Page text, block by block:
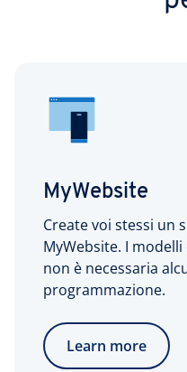
MyWebsite
Create voi stessi un
MyWebsite. I
non è necessaria
programmazione.
Learn more